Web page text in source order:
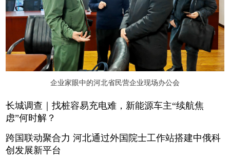
企业家眼中的河北省民营企业现场办公会
长城调查｜找桩容易充电难，新能源车主“续航焦
虑”何时解？
跨国联动聚合力 河北通过外国院士工作站搭建中俄科
创发展新平台